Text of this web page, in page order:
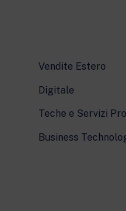
Vendite Estero
Digitale
Teche e Servizi
Business